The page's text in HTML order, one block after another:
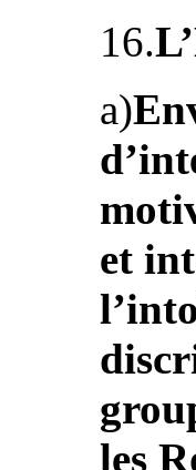
16.
a)
et
les